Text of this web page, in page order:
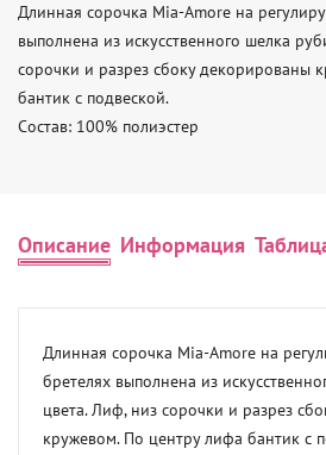
Длинная сорочка Mia-Amore на
выполнена из искусственного шелка
сорочки и разрез сбоку декорированы
бантик с подвеской.
Состав: 100% полиэстер
Описание Информация
Длинная сорочка Mia-Amore на
бретелях выполнена из
цвета. Лиф, низ сорочки и разрез
кружевом. По центру лифа